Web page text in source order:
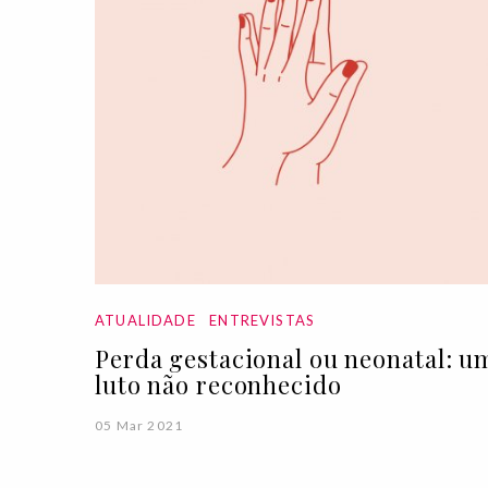
ATUALIDADE ENTREVISTAS
Perda gestacional ou neonatal:
luto não reconhecido
05 Mar 2021